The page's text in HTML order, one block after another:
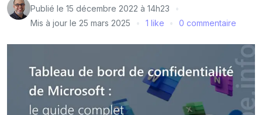
Publié le 15 décembre 2022 à 14h23
Mis à jour le 25 mars 2025 1 like 0 commentaire